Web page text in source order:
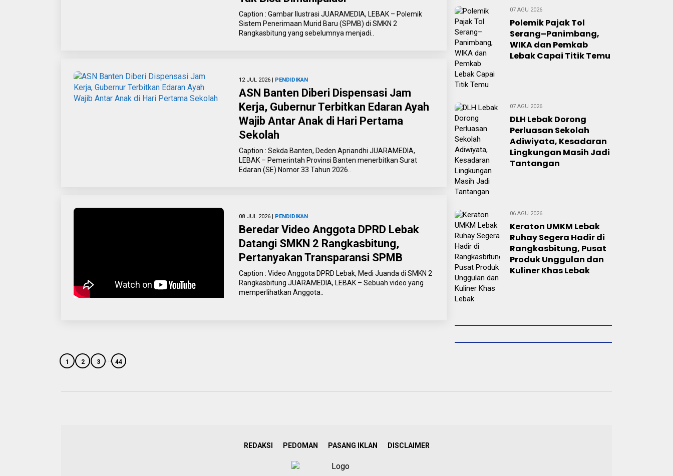
Caption : Gambar Ilustrasi JUARAMEDIA, LEBAK – Polemik
Sistem Penerimaan Murid Baru (SPMB) di SMKN 2
Rangkasbitung yang sebelumnya menjadi..
12 JUL 2026 | PENDIDIKAN
ASN Banten Diberi Dispensasi Jam
Kerja, Gubernur Terbitkan Edaran Ayah
Wajib Antar Anak di Hari Pertama
Sekolah
Caption : Sekda Banten, Deden Apriandhi JUARAMEDIA,
LEBAK – Pemerintah Provinsi Banten menerbitkan Surat
Edaran (SE) Nomor 33 Tahun 2026..
08 JUL 2026 | PENDIDIKAN
Beredar Video Anggota DPRD Lebak
Datangi SMKN 2 Rangkasbitung,
Pertanyakan Transparansi SPMB
Caption : Video Anggota DPRD Lebak, Medi Juanda di SMKN 2
Rangkasbitung JUARAMEDIA, LEBAK – Sebuah video yang
memperlihatkan Anggota..
1 2 3 … 44
07 AGU 2026
Polemik Pajak Tol
Serang–Panimbang,
WIKA dan Pemkab
Lebak Capai Titik Temu
07 AGU 2026
DLH Lebak Dorong
Perluasan Sekolah
Adiwiyata, Kesadaran
Lingkungan Masih Jadi
Tantangan
06 AGU 2026
Keraton UMKM Lebak
Ruhay Segera Hadir di
Rangkasbitung, Pusat
Produk Unggulan dan
Kuliner Khas Lebak
REDAKSI PEDOMAN PASANG IKLAN DISCLAIMER